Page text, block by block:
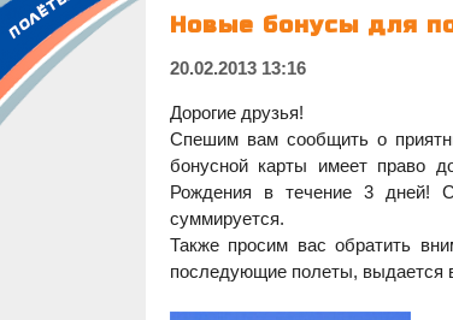
Новые бонусы для
20.02.2013 13:16
Дорогие друзья!
Спешим вам сообщить о
бонусной карты имеет право
Рождения в течение 3 дней!
суммируется.
Также просим вас обратить
последующие полеты, выдается